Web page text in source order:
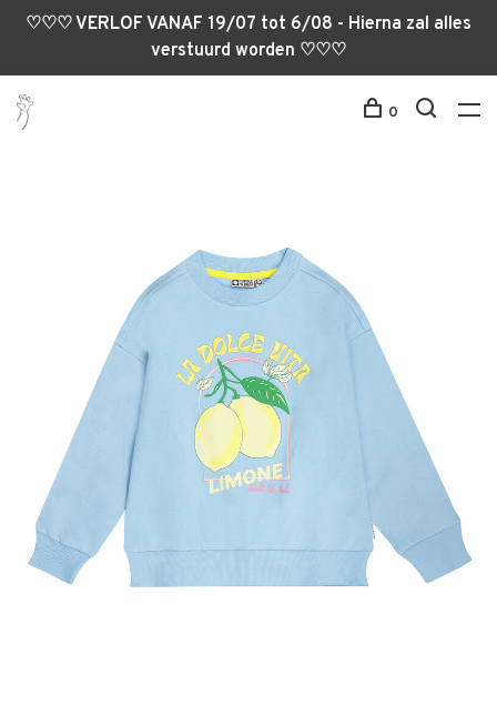
♡♡♡ VERLOF VANAF 19/07 tot 6/08 - Hierna zal alles
verstuurd worden ♡♡♡
0